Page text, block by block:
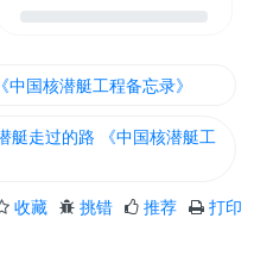
国核潜艇工程备忘录》
艇走过的路 《中国核潜艇工
收藏
挑错 推荐 打印